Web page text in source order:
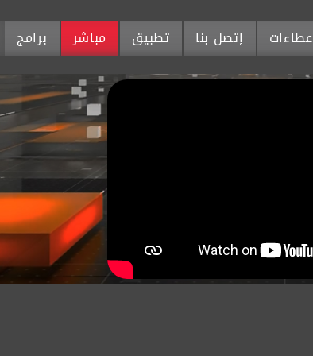
عطاءات إتصل بنا تطبيق مباشر برامج